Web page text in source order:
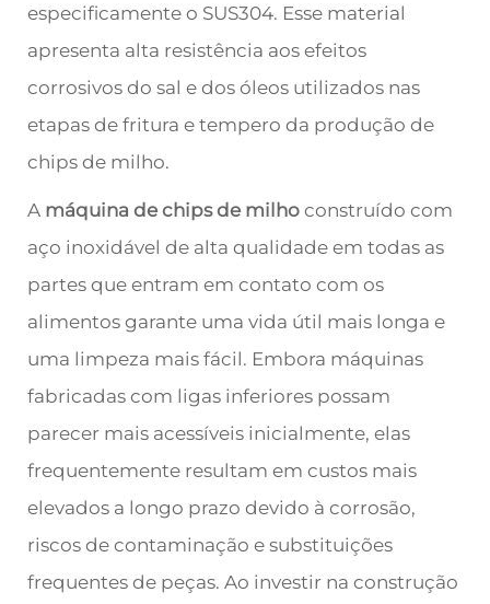
especificamente o SUS304. Esse material
apresenta alta resistência aos efeitos
corrosivos do sal e dos óleos utilizados nas
etapas de fritura e tempero da produção de
chips de milho.
A máquina de chips de milho construído com
aço inoxidável de alta qualidade em todas as
partes que entram em contato com os
alimentos garante uma vida útil mais longa e
uma limpeza mais fácil. Embora máquinas
fabricadas com ligas inferiores possam
parecer mais acessíveis inicialmente, elas
frequentemente resultam em custos mais
elevados a longo prazo devido à corrosão,
riscos de contaminação e substituições
frequentes de peças. Ao investir na construção